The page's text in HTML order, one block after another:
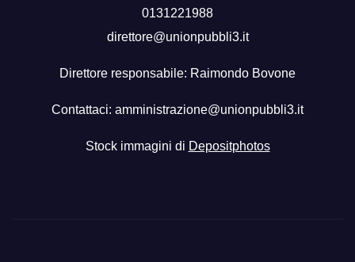
0131221988
direttore@unionpubbli3.it
Direttore responsabile: Raimondo Bovone
Contattaci: amministrazione@unionpubbli3.it
Stock immagini di Depositphotos